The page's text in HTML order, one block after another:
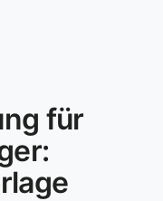
für